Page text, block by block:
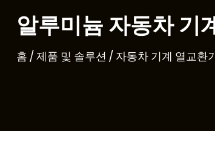
알루미늄 자동차
홈 /제품 및 솔루션 / 자동차 기계 열교환